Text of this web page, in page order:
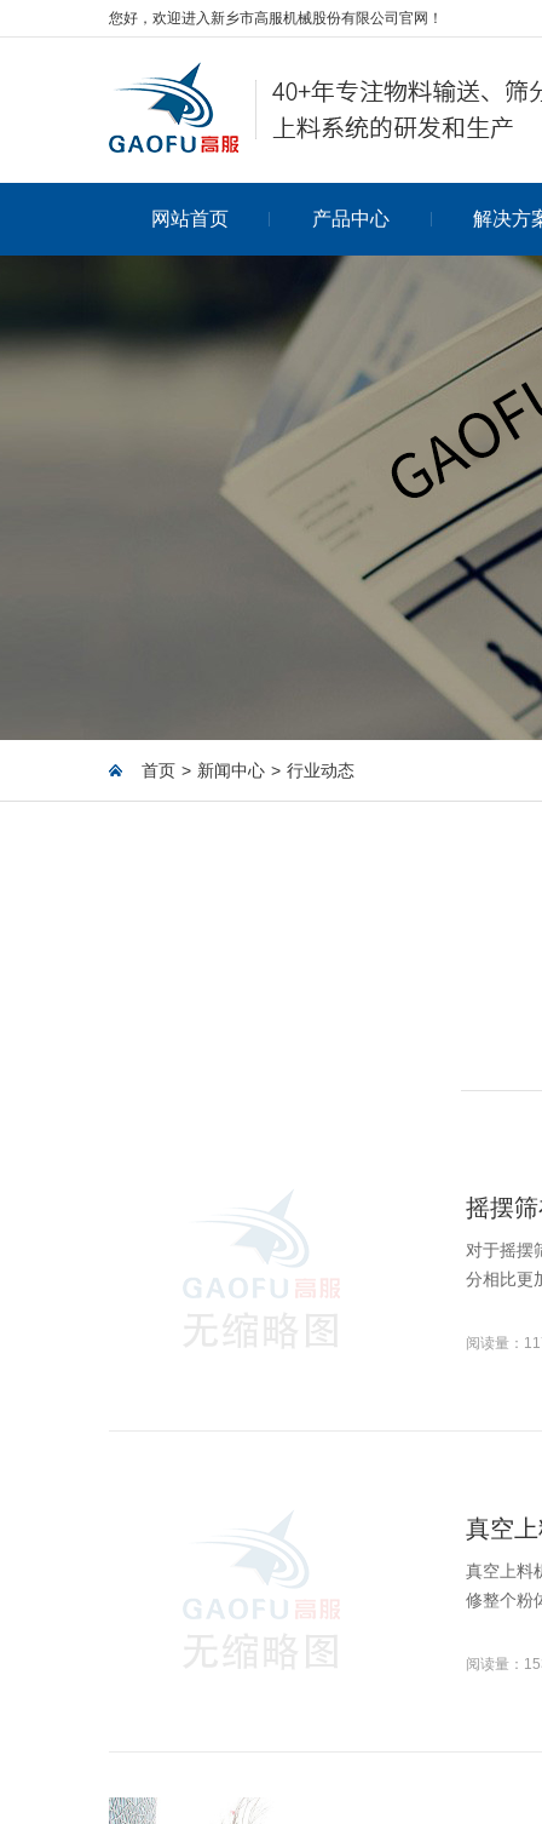
您好，欢迎进入新乡市高服机械股份有限公司官网！
网站首页 产品中心 解决方
首页 > 新闻中心 > 行业动态
摇摆
对于摇摆
分相比更
阅读量：
真空
真空上料
修整个粉
阅读量：